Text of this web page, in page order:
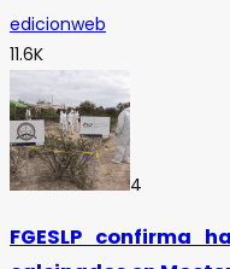
edicionweb
11.6K
4
FGESLP confirma